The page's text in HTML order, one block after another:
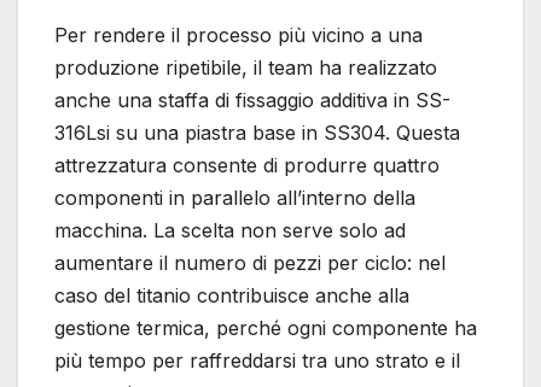
Per rendere il processo più vicino a una
produzione ripetibile, il team ha realizzato
anche una staffa di fissaggio additiva in SS-
316Lsi su una piastra base in SS304. Questa
attrezzatura consente di produrre quattro
componenti in parallelo all’interno della
macchina. La scelta non serve solo ad
aumentare il numero di pezzi per ciclo: nel
caso del titanio contribuisce anche alla
gestione termica, perché ogni componente ha
più tempo per raffreddarsi tra uno strato e il